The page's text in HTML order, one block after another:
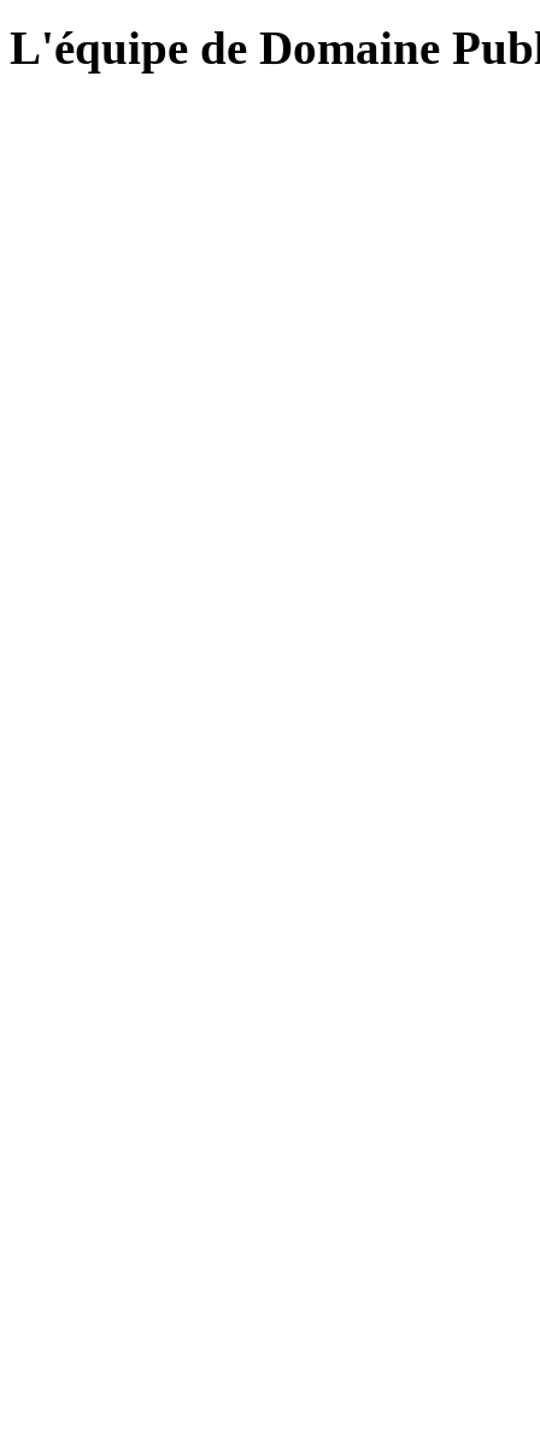
L'équipe de Domaine